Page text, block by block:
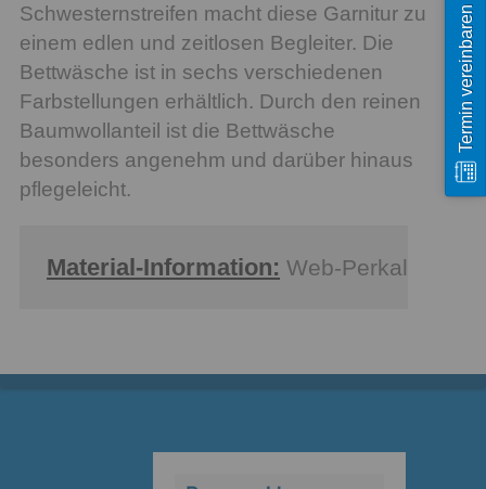
Schwesternstreifen macht diese Garnitur zu
einem edlen und zeitlosen Begleiter. Die
Bettwäsche ist in sechs verschiedenen
Farbstellungen erhältlich. Durch den reinen
Baumwollanteil ist die Bettwäsche
besonders angenehm und darüber hinaus
pflegeleicht.
Material-Information: Web-Perkal
Termin vereinbaren